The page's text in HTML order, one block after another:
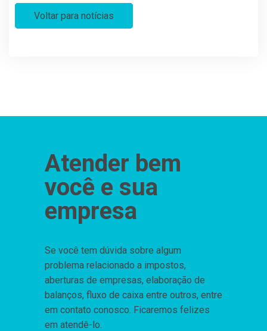
Voltar para notícias
Atender bem
você e sua
empresa
Se você tem dúvida sobre algum
problema relacionado a impostos,
aberturas de empresas, elaboração de
balanços, fluxo de caixa entre outros, entre
em contato conosco. Ficaremos felizes
em atendê-lo.